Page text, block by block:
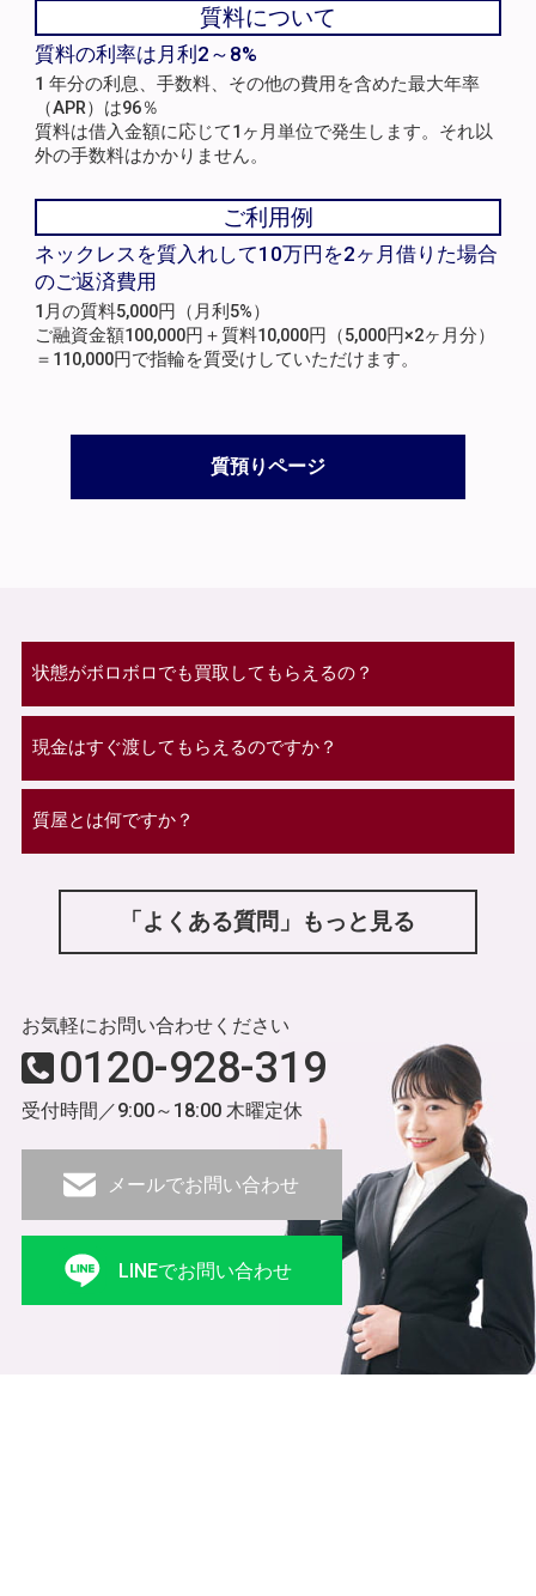
質料について
質料の利率は月利2～8%
1 年分の利息、手数料、その他の費用を含めた最大年率
（APR）は96％
質料は借入金額に応じて1ヶ月単位で発生します。それ以
外の手数料はかかりません。
ご利用例
ネックレスを質入れして10万円を2ヶ月借りた場合
のご返済費用
1月の質料5,000円（月利5%）
ご融資金額100,000円＋質料10,000円（5,000円×2ヶ月分）
＝110,000円で指輪を質受けしていただけます。
質預りページ
状態がボロボロでも買取してもらえるの？
現金はすぐ渡してもらえるのですか？
質屋とは何ですか？
「よくある質問」もっと見る
お気軽にお問い合わせください
0120-928-319
受付時間／9:00～18:00 木曜定休
メールでお問い合わせ
LINEでお問い合わせ